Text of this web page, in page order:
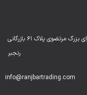
ادرس ما:میدان پنجراه سرای بزرگ مرتضوی پلاک ۶۱ بازرگانی
رنجبر
info@ranjbartrading.com